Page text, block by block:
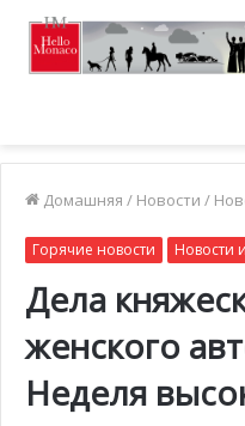
Домашняя / Новости /
Горячие новости Новости
Дела
женского
Неделя